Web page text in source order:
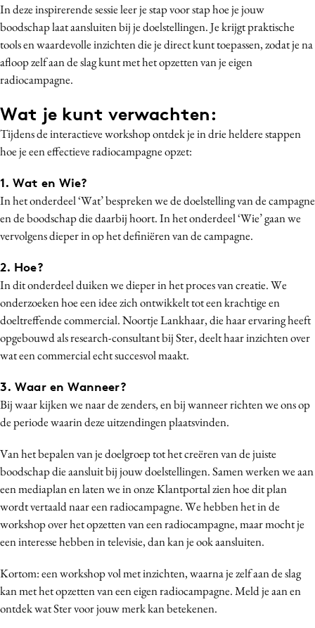
Media
Merkstrategie
PR
Programmatic
Reputatie & crisis
In deze inspirerende sessie leer je stap voor stap hoe je jouw
boodschap laat aansluiten bij je doelstellingen. Je krijgt praktische
tools en waardevolle inzichten die je direct kunt toepassen, zodat je na
afloop zelf aan de slag kunt met het opzetten van je eigen
radiocampagne.
Wat je kunt verwachten:
Tijdens de interactieve workshop ontdek je in drie heldere stappen
hoe je een effectieve radiocampagne opzet:
1. Wat en Wie?
In het onderdeel ‘Wat’ bespreken we de doelstelling van de campagne
en de boodschap die daarbij hoort. In het onderdeel ‘Wie’ gaan we
vervolgens dieper in op het definiëren van de campagne.
2. Hoe?
In dit onderdeel duiken we dieper in het proces van creatie. We
onderzoeken hoe een idee zich ontwikkelt tot een krachtige en
doeltreffende commercial. Noortje Lankhaar, die haar ervaring heeft
opgebouwd als research-consultant bij Ster, deelt haar inzichten over
wat een commercial echt succesvol maakt.
3. Waar en Wanneer?
Bij waar kijken we naar de zenders, en bij wanneer richten we ons op
de periode waarin deze uitzendingen plaatsvinden.
Van het bepalen van je doelgroep tot het creëren van de juiste
boodschap die aansluit bij jouw doelstellingen. Samen werken we aan
een mediaplan en laten we in onze Klantportal zien hoe dit plan
wordt vertaald naar een radiocampagne. We hebben het in de
workshop over het opzetten van een radiocampagne, maar mocht je
een interesse hebben in televisie, dan kan je ook aansluiten.
Kortom: een workshop vol met inzichten, waarna je zelf aan de slag
kan met het opzetten van een eigen radiocampagne. Meld je aan en
ontdek wat Ster voor jouw merk kan betekenen.